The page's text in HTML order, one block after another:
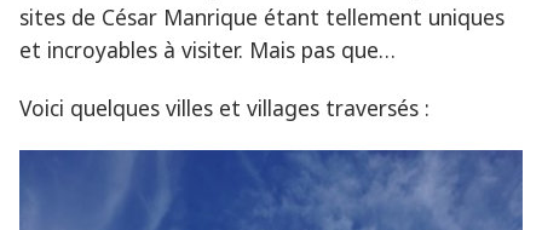
sites de César Manrique étant tellement uniques
et incroyables à visiter. Mais pas que…
Voici quelques villes et villages traversés :